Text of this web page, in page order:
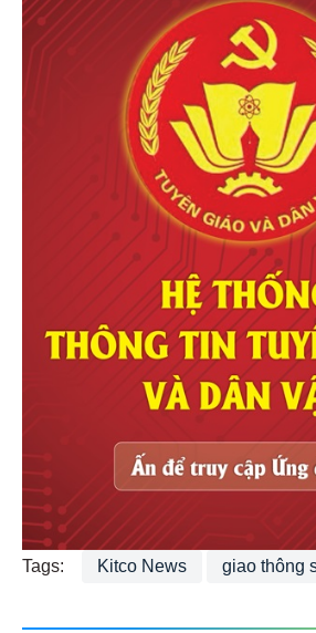
Tags: Kitco News giao thông